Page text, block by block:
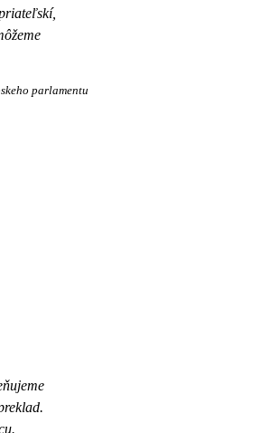
parlamentu